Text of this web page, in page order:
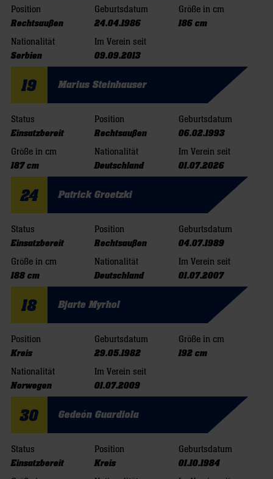
Position
Rechtsaußen
Geburtsdatum
24.04.1986
Größe in cm
186 cm
Nationalität
Serbien
Im Verein seit
09.09.2013
19 Marius Steinhauser
Status
Einsatzbereit
Position
Rechtsaußen
Geburtsdatum
06.02.1993
Größe in cm
187 cm
Nationalität
Deutschland
Im Verein seit
01.07.2026
24 Patrick Groetzki
Status
Einsatzbereit
Position
Rechtsaußen
Geburtsdatum
04.07.1989
Größe in cm
188 cm
Nationalität
Deutschland
Im Verein seit
01.07.2007
18 Bjarte Myrhol
Position
Kreis
Geburtsdatum
29.05.1982
Größe in cm
192 cm
Nationalität
Norwegen
Im Verein seit
01.07.2009
30 Gedeón Guardiola
Status
Einsatzbereit
Position
Kreis
Geburtsdatum
01.10.1984